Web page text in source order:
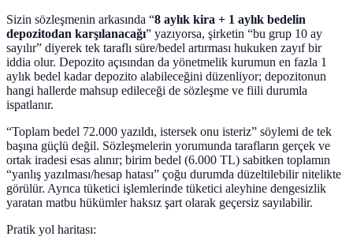
Sizin sözleşmenin arkasında “8 aylık kira + 1 aylık bedelin
depozitodan karşılanacağı” yazıyorsa, şirketin “bu grup 10 ay
sayılır” diyerek tek taraflı süre/bedel artırması hukuken zayıf bir
iddia olur. Depozito açısından da yönetmelik kurumun en fazla 1
aylık bedel kadar depozito alabileceğini düzenliyor; depozitonun
hangi hallerde mahsup edileceği de sözleşme ve fiili durumla
ispatlanır.
“Toplam bedel 72.000 yazıldı, istersek onu isteriz” söylemi de tek
başına güçlü değil. Sözleşmelerin yorumunda tarafların gerçek ve
ortak iradesi esas alınır; birim bedel (6.000 TL) sabitken toplamın
“yanlış yazılması/hesap hatası” çoğu durumda düzeltilebilir nitelikte
görülür. Ayrıca tüketici işlemlerinde tüketici aleyhine dengesizlik
yaratan matbu hükümler haksız şart olarak geçersiz sayılabilir.
Pratik yol haritası: